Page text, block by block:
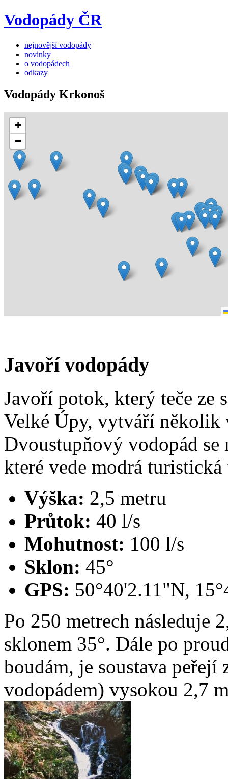
Vodopády ČR
nejnovější vodopády
novinky
o vodopádech
odkazy
Vodopády Krkonoš
+
−
Javoří vodopády
Javoří potok, který teče ze
Velké Úpy, vytváří několik
Dvoustupňový vodopád
které vede modrá turistická
Výška: 2,5 metru
Průtok: 40 l/s
Mohutnost: 100 l/s
Sklon: 45°
GPS: 50°40'2.11"N,
Po 250 metrech následuje
sklonem 35°. Dále po
boudám, je soustava peřejí
vodopádem) vysokou 2,7